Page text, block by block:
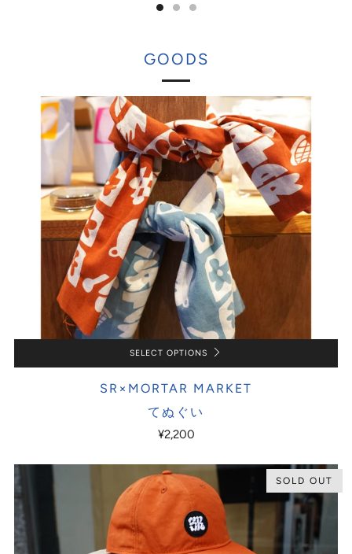
GOODS
SELECT OPTIONS
SR×MORTAR MARKET
てぬぐい
¥2,200
SOLD OUT